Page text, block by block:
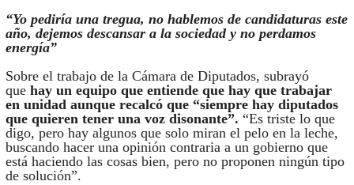
“Yo pediría una tregua, no hablemos de candidaturas este
año, dejemos descansar a la sociedad y no perdamos
energía”
Sobre el trabajo de la Cámara de Diputados, subrayó
quehay un equipo que entiende que hay que trabajar
en unidad aunque recalcó que “siempre hay diputados
que quieren tener una voz disonante”. “Es triste lo que
digo, pero hay algunos que solo miran el pelo en la leche,
buscando hacer una opinión contraria a un gobierno que
está haciendo las cosas bien, pero no proponen ningún tipo
de solución”.